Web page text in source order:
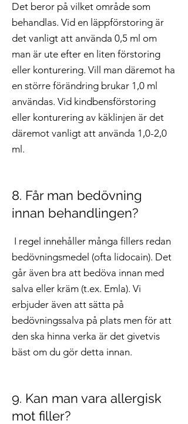
Det beror på vilket område som
behandlas. Vid en läppförstoring är
det vanligt att använda 0,5 ml om
man är ute efter en liten förstoring
eller konturering. Vill man däremot ha
en större förändring brukar 1,0 ml
användas. Vid kindbensförstoring
eller konturering av käklinjen är det
däremot vanligt att använda 1,0-2,0
ml.
8. Får man bedövning
innan behandlingen?
I regel innehåller många fillers redan
bedövningsmedel (ofta lidocain). Det
går även bra att bedöva innan med
salva eller kräm (t.ex. Emla). Vi
erbjuder även att sätta på
bedövningssalva på plats men för att
den ska hinna verka är det givetvis
bäst om du gör detta innan.
9. Kan man vara allergisk
mot filler?